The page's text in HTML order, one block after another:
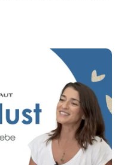
desde o nascimento até
com base ISOFIX